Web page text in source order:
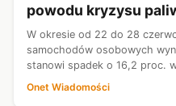
powodu kryzysu
W okresie od 22 do 28
samochodów osobowych
stanowi spadek o 16,2 proc.
tygodniem — informuje
Onet Wiadomości